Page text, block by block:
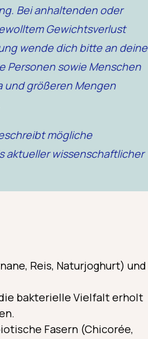
Bei anhaltenden oder
Gewichtsverlust
wende dich bitte an deine
Personen sowie Menschen
und größeren Mengen
mögliche
aktueller wissenschaftlicher
Reis, Naturjoghurt) und
bakterielle Vielfalt erholt
Fasern (Chicorée,